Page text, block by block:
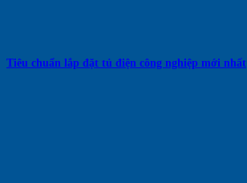
Tiêu chuẩn lắp đặt tủ điện công nghiệp mới nhất